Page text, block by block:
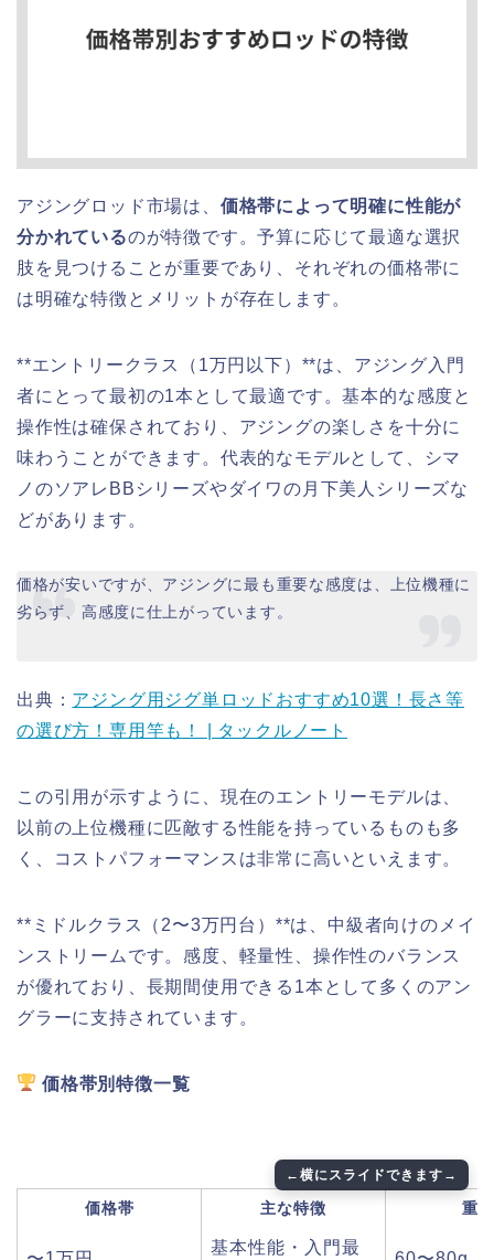
アジングロッド市場は、 価格帯によって明確に性能が
分かれているのが特徴です。予算に応じて最適な選択
肢を見つけることが重要であり、それぞれの価格帯に
は明確な特徴とメリットが存在します。
**エントリークラス（1万円以下）**は、アジング入門
者にとって最初の1本として最適です。基本的な感度と
操作性は確保されており、アジングの楽しさを十分に
味わうことができます。代表的なモデルとして、シマ
ノのソアレBBシリーズやダイワの月下美人シリーズな
どがあります。
価格が安いですが、アジングに最も重要な感度は、上位機種に
劣らず、高感度に仕上がっています。
出典： アジング用ジグ単ロッドおすすめ10選！長さ等
の選び方！専用竿も！ | タックルノート
この引用が示すように、現在のエントリーモデルは、
以前の上位機種に匹敵する性能を持っているものも多
く、コストパフォーマンスは非常に高いといえます。
**ミドルクラス（2〜3万円台）**は、中級者向けのメイ
ンストリームです。感度、軽量性、操作性のバランス
が優れており、長期間使用できる1本として多くのアン
グラーに支持されています。
価格帯別特徴一覧
価格帯 主な特徴 重量
基本性能・入門最